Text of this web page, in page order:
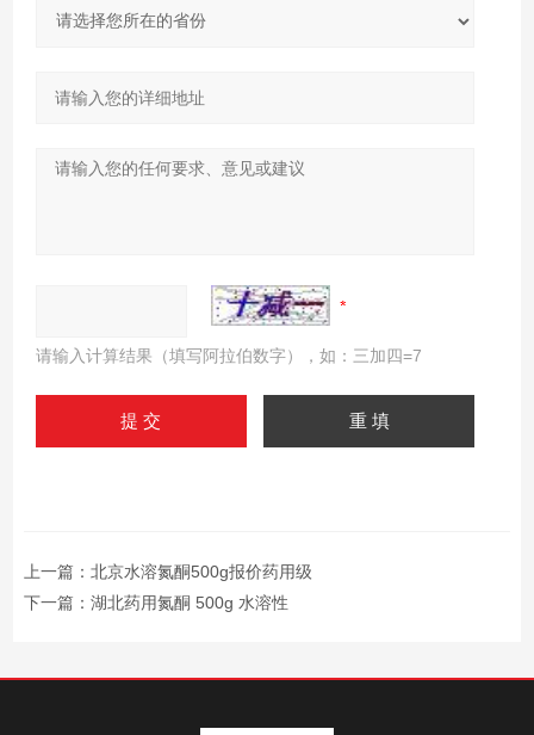
请输入计算结果（填写阿拉伯数字），如：三加四=7
上一篇： 北京水溶氮酮500g报价药用级
下一篇： 湖北药用氮酮 500g 水溶性